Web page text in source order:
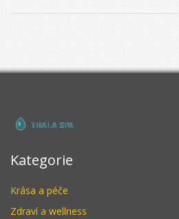
Kategorie
Krása a péče
Zdraví a wellness